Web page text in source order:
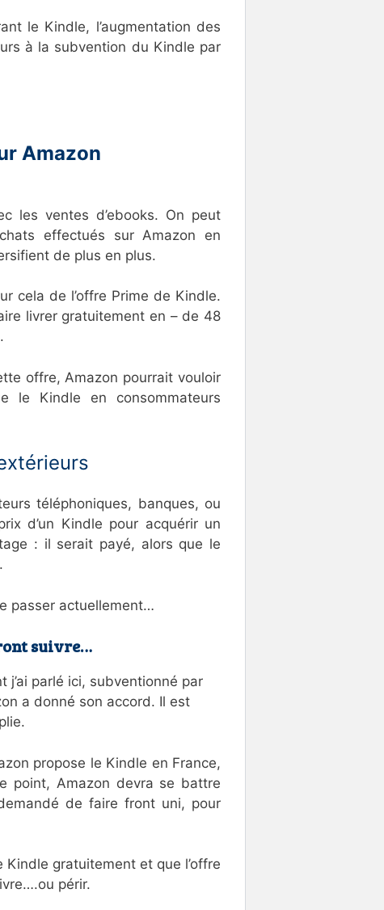
le Kindle, l’augmentation des
à la subvention du Kindle par
Amazon
les ventes d’ebooks. On peut
effectués sur Amazon en
de plus en plus.
cela de l’offre Prime de Kindle.
livrer gratuitement en – de 48
offre, Amazon pourrait vouloir
le Kindle en consommateurs
téléphoniques, banques, ou
d’un Kindle pour acquérir un
: il serait payé, alors que le
passer actuellement…
suivre…
parlé ici, subventionné par
a donné son accord. Il est
propose le Kindle en France,
point, Amazon devra se battre
de faire front uni, pour
Kindle gratuitement et que l’offre
périr.